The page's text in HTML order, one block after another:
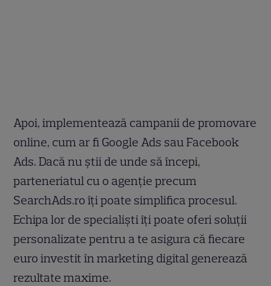
Apoi, implementează campanii de promovare
online, cum ar fi Google Ads sau Facebook
Ads. Dacă nu știi de unde să începi,
parteneriatul cu o agenție precum
SearchAds.ro îți poate simplifica procesul.
Echipa lor de specialiști îți poate oferi soluții
personalizate pentru a te asigura că fiecare
euro investit în marketing digital generează
rezultate maxime.